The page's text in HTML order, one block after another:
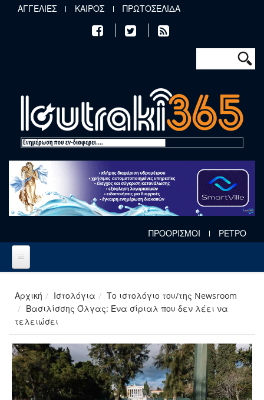
Παράκαμψη προς το κυρίως περιεχόμενο
ΑΓΓΕΛΙΕΣ ΚΑΙΡΟΣ ΠΡΩΤΟΣΕΛΙΔΑ
Φόρμα
Αναζήτηση
ΠΡΟΟΡΙΣΜΟΙ ΡΕΤΡΟ
Αρχική Ιστολόγια
Το ιστολόγιο του/της Newsroom
Βασιλίσσης Όλγας: Ένα σίριαλ που δεν λέει να
τελειώσει